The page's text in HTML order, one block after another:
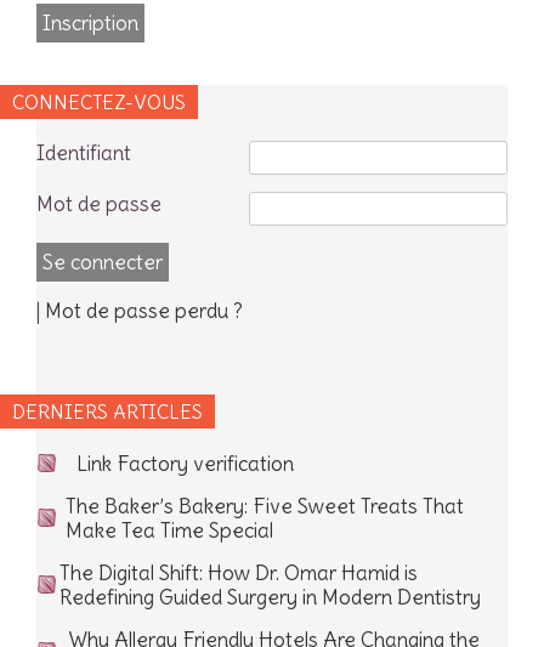
CONNECTEZ-VOUS
Identifiant
Mot de passe
| Mot de passe perdu ?
DERNIERS ARTICLES
Link Factory verification
The Baker’s Bakery: Five Sweet Treats That
Make Tea Time Special
The Digital Shift: How Dr. Omar Hamid is
Redefining Guided Surgery in Modern Dentistry
Why Allergy Friendly Hotels Are Changing the